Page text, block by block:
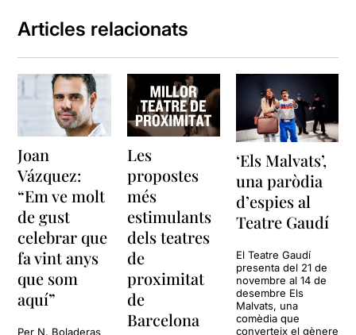
Articles relacionats
Joan
Vázquez:
“Em ve molt
de gust
celebrar que
fa vint anys
que som
aquí”
Per N. Boladeras
Les
propostes
més
estimulants
dels teatres
de
proximitat
de
Barcelona
‘Els Malvats’,
una paròdia
d’espies al
Teatre Gaudí
El Teatre Gaudí
presenta del 21 de
novembre al 14 de
desembre Els
Malvats, una
comèdia que
converteix el gènere